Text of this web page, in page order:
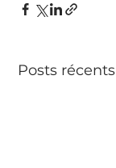
Posts récents